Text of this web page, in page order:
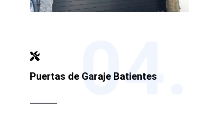
Puertas de Garaje Batientes
04.